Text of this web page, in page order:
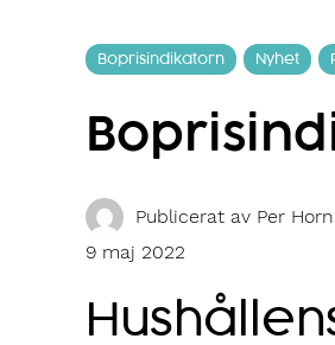
Boprisindikatorn Nyhet
Publicerat av Per
9 maj 2022